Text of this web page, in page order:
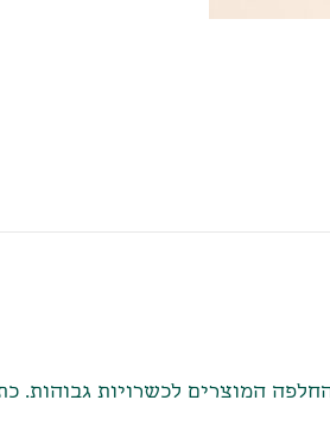
המוצרים לכשרויות גבוהות.